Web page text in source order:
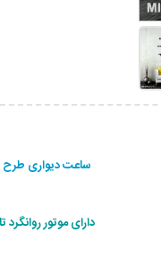
ساعت دیواری طرح
دارای موتور روانگرد